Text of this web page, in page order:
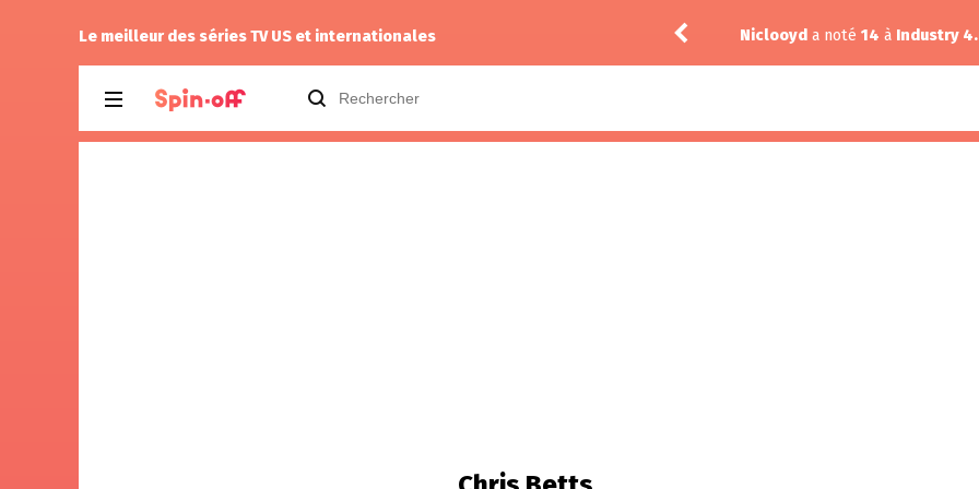
Le meilleur des séries TV US et internationales
Drannocka noté13àThe Ninth Jedi 1.01 Niclooyd a noté 14 à Industry